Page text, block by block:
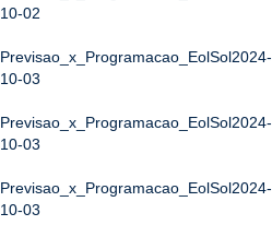
10-02
Previsao_x_Programacao_EolSol2024-
10-03
Previsao_x_Programacao_EolSol2024-
10-03
Previsao_x_Programacao_EolSol2024-
10-03